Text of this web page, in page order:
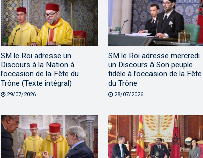
SM le Roi adresse un
Discours à la Nation à
l’occasion de la Fête du
Trône (Texte intégral)
29/07/2026
SM le Roi adresse mercredi
un Discours à Son peuple
fidèle à l’occasion de la Fête
du Trône
28/07/2026